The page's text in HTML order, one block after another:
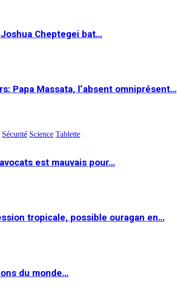
Cheptegei bat…
Papa Massata, l’absent omniprésent…
Sécurité Science Tablette
est mauvais pour…
tropicale, possible ouragan en…
du monde…